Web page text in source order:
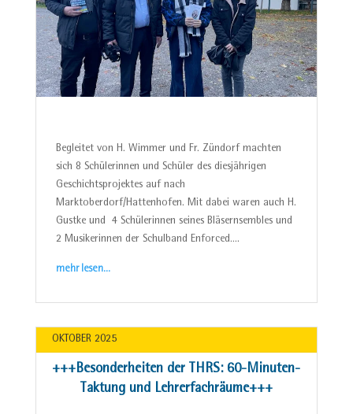
Begleitet von H. Wimmer und Fr. Zündorf machten
sich 8 Schülerinnen und Schüler des diesjährigen
Geschichtsprojektes auf nach
Marktoberdorf/Hattenhofen. Mit dabei waren auch H.
Gustke und 4 Schülerinnen seines Bläsernsembles und
2 Musikerinnen der Schulband Enforced….
mehr lesen…
+++Besonderheiten der THRS: 60-Minuten-
Taktung und Lehrerfachräume+++
OKTOBER 2025